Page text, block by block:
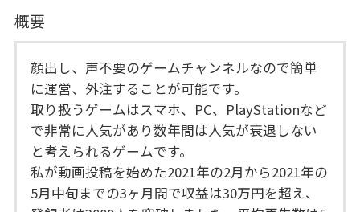
概要
顔出し、声不要のゲームチャンネルなので簡単
に運営、外注することが可能です。
取り扱うゲームはスマホ、PC、PlayStationなど
で非常に人気があり数年間は人気が衰退しない
と考えられるゲームです。
私が動画投稿を始めた2021年の2月から2021年の
5月中旬までの3ヶ月間で収益は30万円を超え、